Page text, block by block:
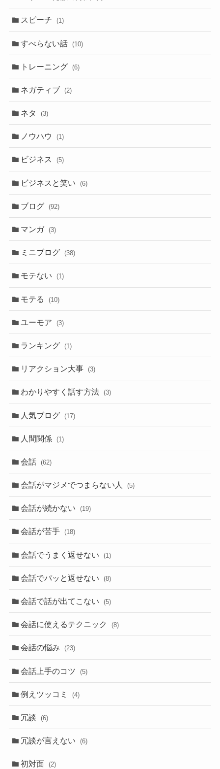
スピーチ (1)
すべらない話 (10)
トレーニング (6)
ネガティブ (2)
ネタ (3)
ノウハウ (1)
ビジネス (5)
ビジネスと笑い (6)
ブログ (92)
マンガ (3)
ミニブログ (38)
モテない (1)
モテる (10)
ユーモア (3)
ランキング (1)
リアクション大事 (3)
わかりやすく話す方法 (3)
人気ブログ (17)
人間関係 (1)
会話 (62)
会話がマジメでつまらない人 (5)
会話が続かない (19)
会話が苦手 (18)
会話でうまく返せない (1)
会話でパッと返せない (8)
会話で話が出てこない (5)
会話に使えるテクニック (8)
会話の悩み (23)
会話上手のコツ (5)
例えツッコミ (4)
冗談 (6)
冗談が言えない (6)
初対面 (2)